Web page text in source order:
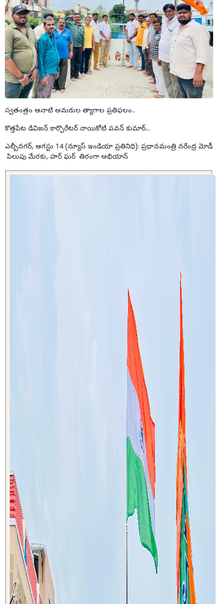
స్వతంత్రం ఆనాటి అమరుల త్యాగాల ప్రతిఫలం..
కొత్తపేట డివిజన్ కార్పొరేటర్ నాయికోటి పవన్ కుమార్...
ఎల్బీనగర్, ఆగస్టు 14 (న్యూస్ ఇండియా ప్రతినిధి): ప్రధానమంత్రి నరేంద్ర మోడీ
పిలుపు మేరకు, హర్ ఘర్ తిరంగా అభియాన్